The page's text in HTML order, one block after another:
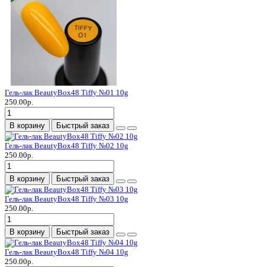
Гель-лак BeautyBox48 Tiffy №01 10g
250.00р.
В корзину Быстрый заказ
Гель-лак BeautyBox48 Tiffy №02 10g
250.00р.
В корзину Быстрый заказ
Гель-лак BeautyBox48 Tiffy №03 10g
250.00р.
В корзину Быстрый заказ
Гель-лак BeautyBox48 Tiffy №04 10g
250.00р.